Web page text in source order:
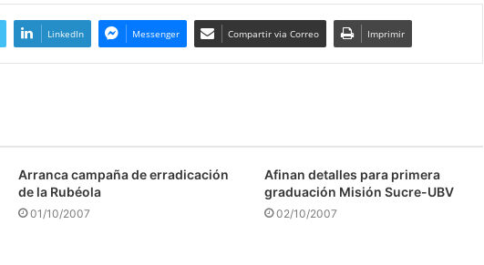
LinkedIn Messenger Compartir via Correo Imprimir
Arranca campaña de erradicación
de la Rubéola
01/10/2007
Afinan detalles para primera
graduación Misión Sucre-UBV
02/10/2007